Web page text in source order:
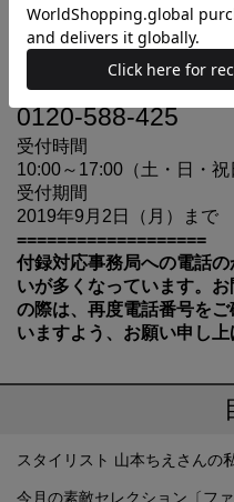
数ですが下記までご連絡
===================
大人のおしゃれ手帖 8月
『素敵なあの人』付録対
0120-588-425
受付時間
10:00～17:00（土・日・祝
受付期間
2019年9月2日（月）まで
===================
付録対応事務局への電話の
いが多くなっています。
の際は、再度電話番号をご
いますよう、お願い申し上
スタイリスト 山本ちえさんの
今月の素敵セレクション〔ファ